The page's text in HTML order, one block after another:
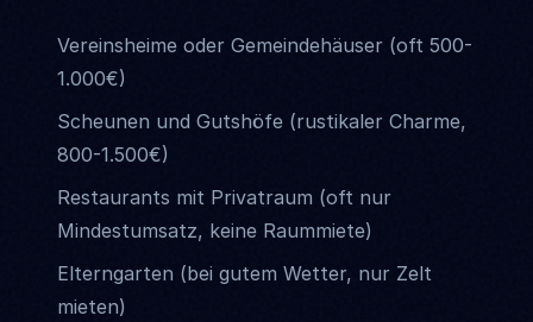
Vereinsheime oder Gemeindehäuser (oft 500-
1.000€)
Scheunen und Gutshöfe (rustikaler Charme,
800-1.500€)
Restaurants mit Privatraum (oft nur
Mindestumsatz, keine Raummiete)
Elterngarten (bei gutem Wetter, nur Zelt
mieten)